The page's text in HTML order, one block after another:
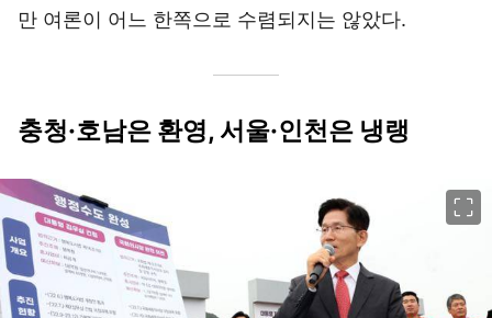
만 여론이 어느 한쪽으로 수렴되지는 않았다.
충청·호남은 환영, 서울·인천은 냉랭